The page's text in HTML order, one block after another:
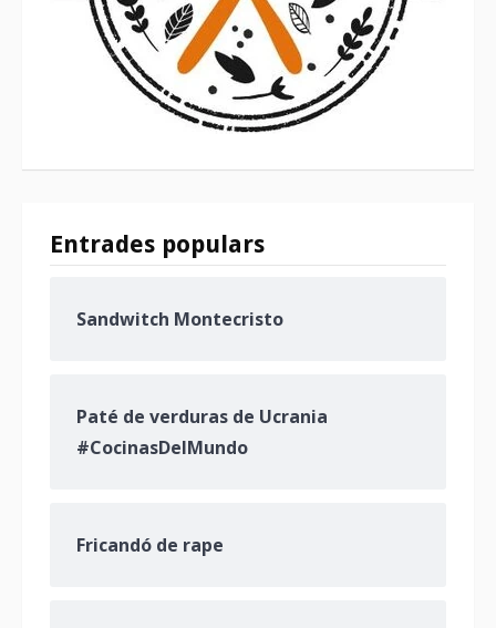
Entrades populars
Sandwitch Montecristo
Paté de verduras de Ucrania
#CocinasDelMundo
Fricandó de rape